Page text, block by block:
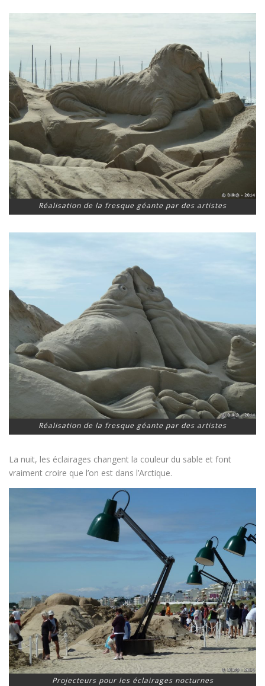
Réalisation de la fresque géante par des artistes
Réalisation de la fresque géante par des artistes
La nuit, les éclairages changent la couleur du sable et font
vraiment croire que l’on est dans l’Arctique.
Projecteurs pour les éclairages nocturnes